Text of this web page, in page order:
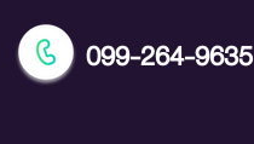
099-264-9635